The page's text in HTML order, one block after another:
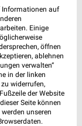
Informationen auf
Einige
öffnen
ablehnen
verwalten“
in der linken
widerrufen,
der Website
Seite können
unseren